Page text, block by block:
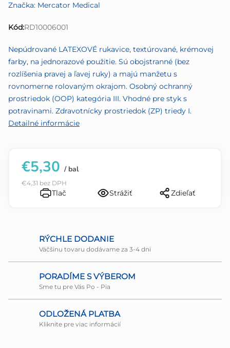
je
0,0
5
hviezdičiek.
Značka: Mercator Medical
Kód:RD10006001
Nepúdrované LATEXOVÉ rukavice, textúrované, krémovej
farby, na jednorazové použitie. Sú obojstranné (bez
rozlíšenia pravej a ľavej ruky) a majú manžetu s
rovnomerne rolovaným okrajom. Osobný ochranný
prostriedok (OOP) kategória III. Vhodné pre styk s
potravinami. Zdravotnícky prostriedok (ZP) triedy I.
Detailné informácie
€5,30 / bal
€4,31 bez DPH
Tlač Strážiť Zdieľať
RÝCHLE DODANIE
Väčšinu tovaru dodávame za 3-4 dni
PORADÍME S VÝBEROM
Sme tu pre Vás Po - Pia
ODLOŽENÁ PLATBA
Kliknite pre viac informácií